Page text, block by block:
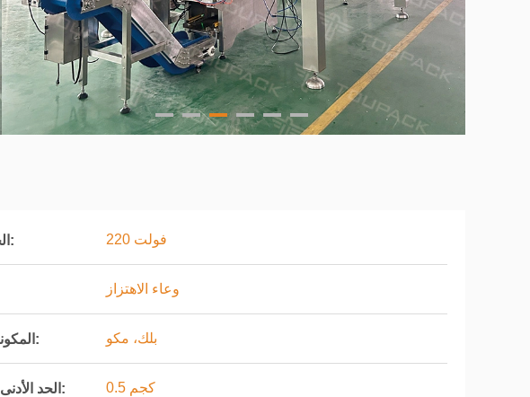
الجهد االكهربى: 220 فولت
وعاء الاهتزاز
المكونات الأساسية: بلك، مكو
الحد الأدنى لوزن التعبئة: 0.5 كجم